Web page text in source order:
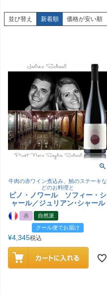
並び替え 新着順 価格が安い順
牛肉の赤ワイン煮込み、鮪のステーキな
どのお料理と
ピノ・ノワール ソフィー・シ
ャール／ジュリアン･シャール
赤
自然派
クール便でお届け
¥4,345税込